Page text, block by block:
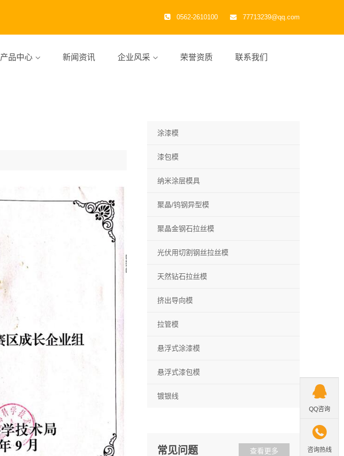
0562-2610100 77713239@qq.com
产品中心 新闻资讯 企业风采 荣誉资质 联系我们
涂漆模
漆包模
纳米涂层模具
聚晶/钨钢异型模
聚晶金钢石拉丝模
光伏用切割钢丝拉丝模
天然钻石拉丝模
挤出导向模
拉管模
悬浮式涂漆模
悬浮式漆包模
镀银线
常见问题 查看更多

QQ咨询

咨询热线